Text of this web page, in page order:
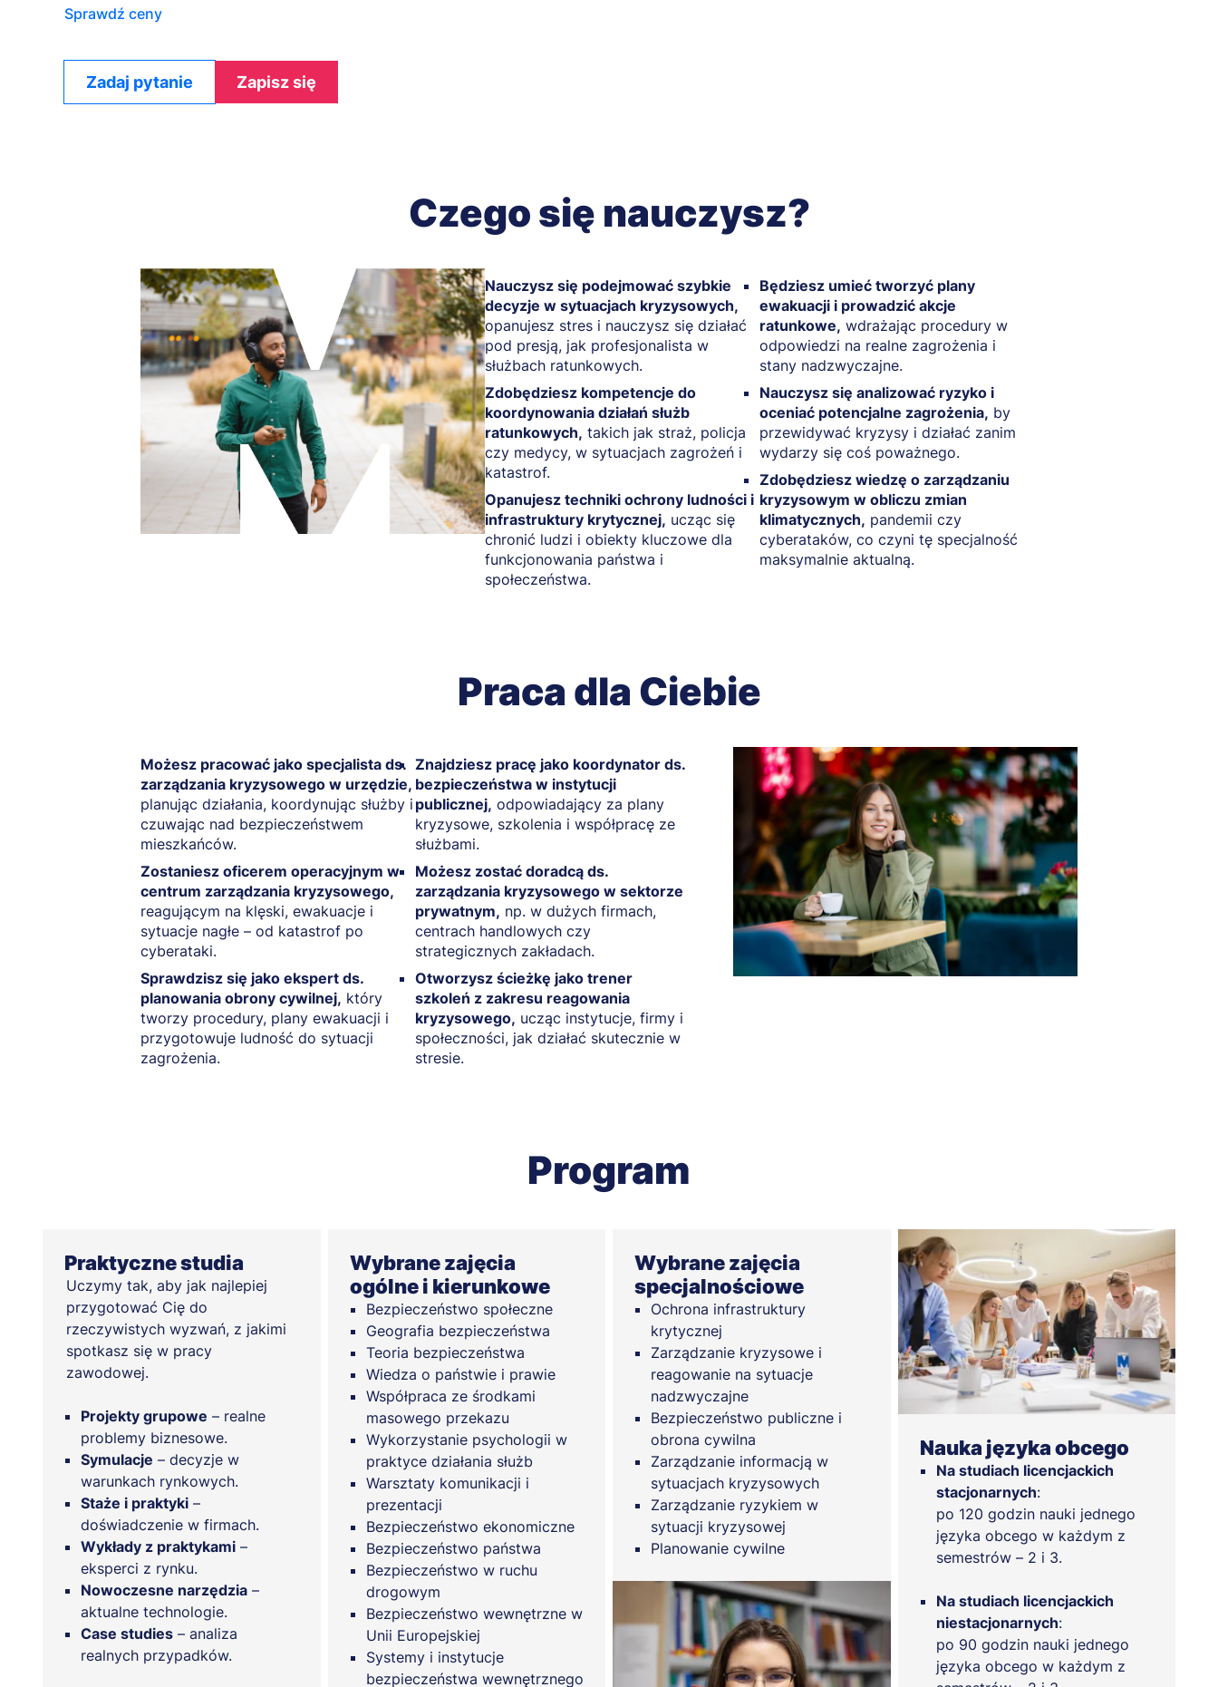
Sprawdź ceny
Zadaj pytanie Zapisz się
Czego się nauczysz?
Nauczysz się podejmować szybkie
decyzje w sytuacjach kryzysowych,
opanujesz stres i nauczysz się działać
pod presją, jak profesjonalista w
służbach ratunkowych.
Zdobędziesz kompetencje do
koordynowania działań służb
ratunkowych, takich jak straż, policja
czy medycy, w sytuacjach zagrożeń i
katastrof.
Opanujesz techniki ochrony ludności i
infrastruktury krytycznej, ucząc się
chronić ludzi i obiekty kluczowe dla
funkcjonowania państwa i
społeczeństwa.
Będziesz umieć tworzyć plany
ewakuacji i prowadzić akcje
ratunkowe, wdrażając procedury w
odpowiedzi na realne zagrożenia i
stany nadzwyczajne.
Nauczysz się analizować ryzyko i
oceniać potencjalne zagrożenia, by
przewidywać kryzysy i działać zanim
wydarzy się coś poważnego.
Zdobędziesz wiedzę o zarządzaniu
kryzysowym w obliczu zmian
klimatycznych, pandemii czy
cyberataków, co czyni tę specjalność
maksymalnie aktualną.
Praca dla Ciebie
Możesz pracować jako specjalista ds.
zarządzania kryzysowego w urzędzie,
planując działania, koordynując służby i
czuwając nad bezpieczeństwem
mieszkańców.
Zostaniesz oficerem operacyjnym w
centrum zarządzania kryzysowego,
reagującym na klęski, ewakuacje i
sytuacje nagłe – od katastrof po
cyberataki.
Sprawdzisz się jako ekspert ds.
planowania obrony cywilnej, który
tworzy procedury, plany ewakuacji i
przygotowuje ludność do sytuacji
zagrożenia.
Znajdziesz pracę jako koordynator ds.
bezpieczeństwa w instytucji
publicznej, odpowiadający za plany
kryzysowe, szkolenia i współpracę ze
służbami.
Możesz zostać doradcą ds.
zarządzania kryzysowego w sektorze
prywatnym, np. w dużych firmach,
centrach handlowych czy
strategicznych zakładach.
Otworzysz ścieżkę jako trener
szkoleń z zakresu reagowania
kryzysowego, ucząc instytucje, firmy i
społeczności, jak działać skutecznie w
stresie.
Program
Praktyczne studia
Uczymy tak, aby jak najlepiej
przygotować Cię do
rzeczywistych wyzwań, z jakimi
spotkasz się w pracy
zawodowej.
Projekty grupowe – realne
problemy biznesowe.
Symulacje – decyzje w
warunkach rynkowych.
Staże i praktyki –
doświadczenie w firmach.
Wykłady z praktykami –
eksperci z rynku.
Nowoczesne narzędzia –
aktualne technologie.
Case studies – analiza
realnych przypadków.
Wybrane zajęcia
ogólne i kierunkowe
Bezpieczeństwo społeczne
Geografia bezpieczeństwa
Teoria bezpieczeństwa
Wiedza o państwie i prawie
Współpraca ze środkami
masowego przekazu
Wykorzystanie psychologii w
praktyce działania służb
Warsztaty komunikacji i
prezentacji
Bezpieczeństwo ekonomiczne
Bezpieczeństwo państwa
Bezpieczeństwo w ruchu
drogowym
Bezpieczeństwo wewnętrzne w
Unii Europejskiej
Systemy i instytucje
bezpieczeństwa wewnętrznego
Wybrane zajęcia
specjalnościowe
Ochrona infrastruktury
krytycznej
Zarządzanie kryzysowe i
reagowanie na sytuacje
nadzwyczajne
Bezpieczeństwo publiczne i
obrona cywilna
Zarządzanie informacją w
sytuacjach kryzysowych
Zarządzanie ryzykiem w
sytuacji kryzysowej
Planowanie cywilne
Nauka języka obcego
Na studiach licencjackich
stacjonarnych:
po 120 godzin nauki jednego
języka obcego w każdym z
semestrów – 2 i 3.
Na studiach licencjackich
niestacjonarnych:
po 90 godzin nauki jednego
języka obcego w każdym z